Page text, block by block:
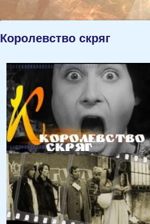
Королевство скряг